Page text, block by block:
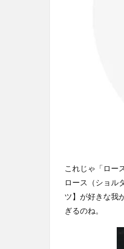
これじゃ「ロー
ロース（ショル
ツ】が好きな我
ぎるのね。